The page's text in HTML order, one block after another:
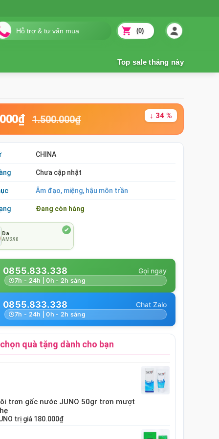
(0)
1.500.000₫ ↓ 34 %
CHINA
Chưa cập nhật
Âm đạo, miệng, hậu môn trần
Đang còn hàng
Da
AM290
0855.833.338
7h - 24h | 0h - 2h sáng
0855.833.338
7h - 24h | 0h - 2h sáng
quà tặng dành cho bạn
trơn gốc nước JUNO 50gr trơn mượt
trị giá 180.000₫